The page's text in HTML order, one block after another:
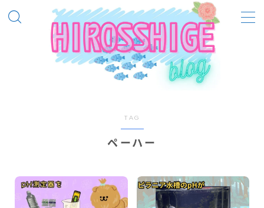
ピラニアナッテリー
レッドビーシュリンプ
TAG
ペーハー